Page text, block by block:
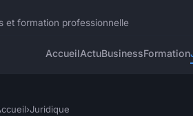
et formation professionnelle
AccueilActuBusinessFormation
›Juridique